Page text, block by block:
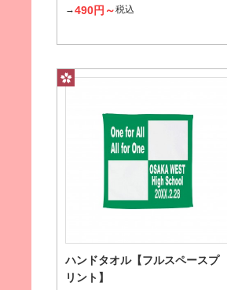
豊富な柄からお選びいただけます。
価格から探す
指定なし 名入れあり
→490円～税込
ハンドタオル【フルスペースプ
リント】